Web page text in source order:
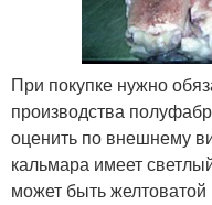
При покупке нужно
производства
оценить по внешнему
кальмара имеет
может быть желтоватой